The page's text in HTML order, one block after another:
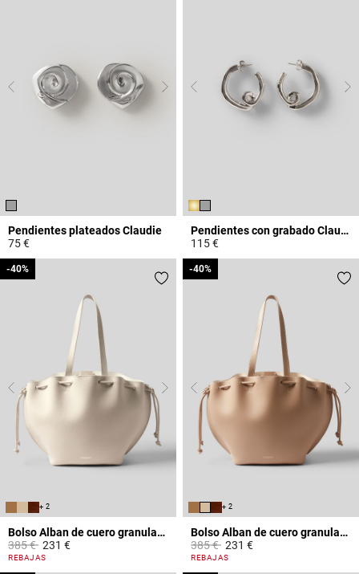
Pendientes plateados Claudie
75 €
4,8 out of 5 Customer Rating
Pendientes con grabado Claudie
115 €
3,9 out of 5 Customer Rating
+ 2
Bolso Alban de cuero granulado
Price reduced from
385 €to
-40%
231 €
4,4 out of 5 Customer Rating
REBAJAS
-40%
+ 2
Bolso Alban de cuero granulado
Price reduced from
385 €to
-40%
231 €
5 out of 5 Customer Rating
REBAJAS
-40%